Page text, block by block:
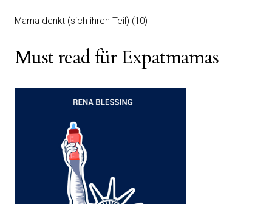
Mama denkt (sich ihren Teil) (10)
Must read für Expatmamas